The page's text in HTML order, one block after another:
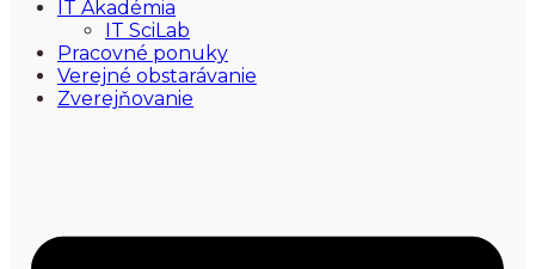
IT Akadémia
IT SciLab
Pracovné ponuky
Verejné obstarávanie
Zverejňovanie